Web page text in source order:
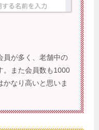
員が多く、老舗中の
。また会員数も1000
なり高いと思いま